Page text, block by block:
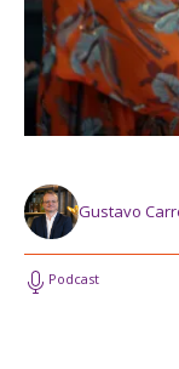
Gustavo
Podcast